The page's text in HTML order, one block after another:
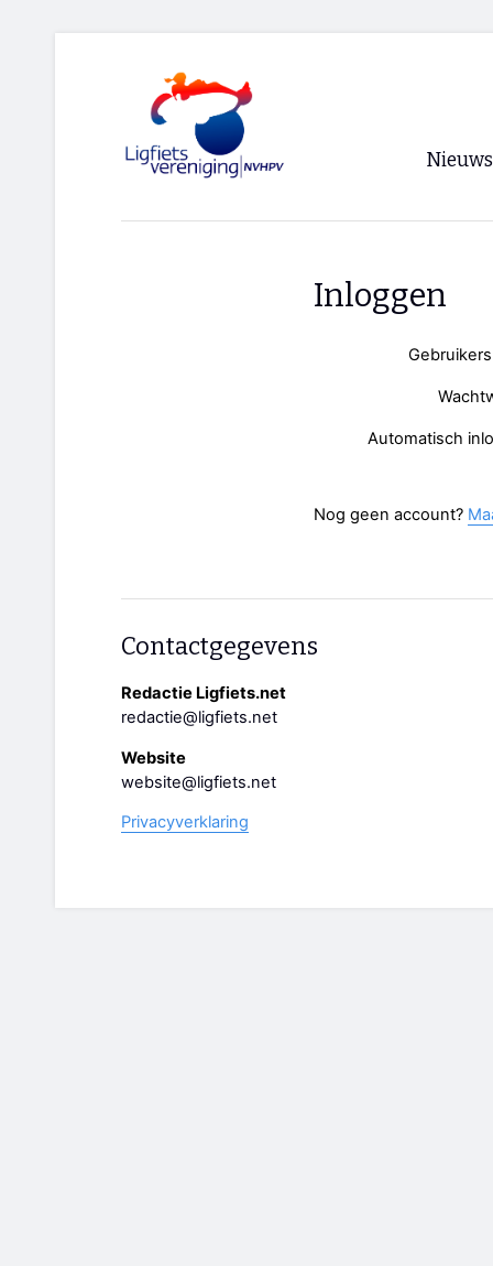
Nieuws
Inloggen
Automatisch
Nog geen account?
Contactgegevens
Redactie Ligfiets.net
redactie@ligfiets.net
Website
website@ligfiets.net
Privacyverklaring